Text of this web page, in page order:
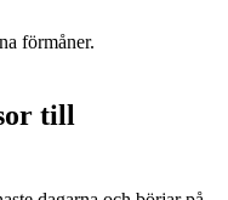
förmåner.
till